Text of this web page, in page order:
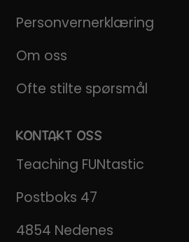
Personvernerklæring
Om oss
Ofte stilte spørsmål
KONTAKT OSS
Teaching FUNtastic
Postboks 47
4854 Nedenes